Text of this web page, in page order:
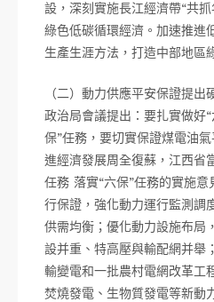
設，深刻實施長江經濟帶“共
綠色低碳循環經濟。加速推進
生產生涯方法，打造中部地區
（二）動力供應平安保證提
政治局會議提出：要扎實做好
保”任務，要切實保證煤電油
進經濟發展周全復蘇，江西省
任務 落實“六保”任務的實施
行保證，強化動力運行監測調
供需均衡；優化動力設施布局
設并重、特高壓與輸配網并舉
輸變電和一批農村電網改革工
焚燒發電、生物質發電等新動